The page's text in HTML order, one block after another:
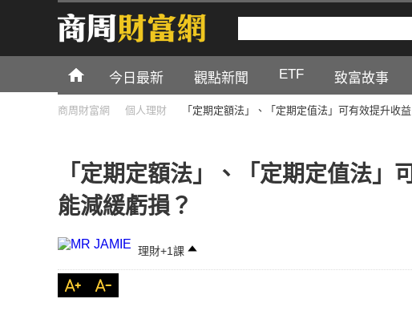
今日最新 觀點新聞 ETF 致富故事
商周財富網 個人理財 「定期定額法」、「定期定值法」可有效提升收
「定期定額法」、「定期定值法」
能減緩虧損？
理財+1課